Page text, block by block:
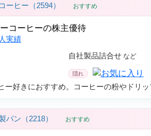
ーヒー（2594） おすすめ
実績
自社製品詰合せ
ー好きにおすすめ。コーヒーの粉やドリ
パン（2218） おすすめ